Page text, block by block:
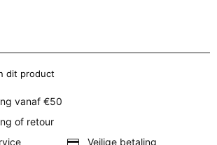
dit product
vanaf €50
of retour
Veilige betaling